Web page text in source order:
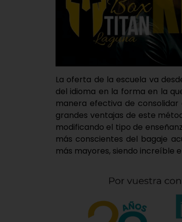
La oferta de la escuela va
del idioma en la forma en la
manera efectiva de consolidar
grandes ventajas de este
modificando el tipo de
más conscientes del bagaje
más mayores, siendo increíble